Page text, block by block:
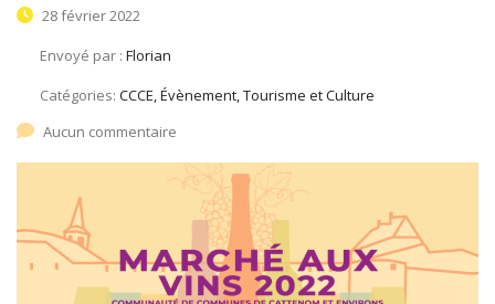
28 février 2022
Envoyé par : Florian
Catégories: CCCE, Évènement, Tourisme et Culture
Aucun commentaire